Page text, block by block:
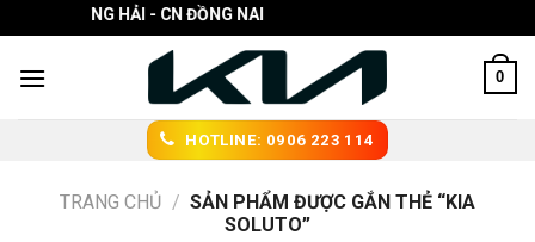
to
content
TÔ TRƯỜNG HẢI - CN ĐỒNG NAI
0
HOTLINE: 0906 223 114
TRANG CHỦ / SẢN PHẨM ĐƯỢC GẮN THẺ “KIA
SOLUTO”